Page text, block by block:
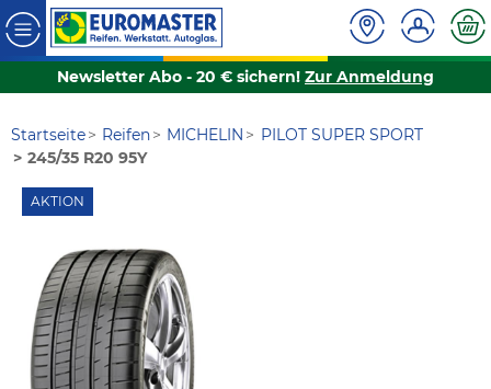
Newsletter Abo - 20 € sichern! Zur Anmeldung
Startseite Reifen MICHELIN
PILOT SUPER SPORT
245/35 R20 95Y
AKTION